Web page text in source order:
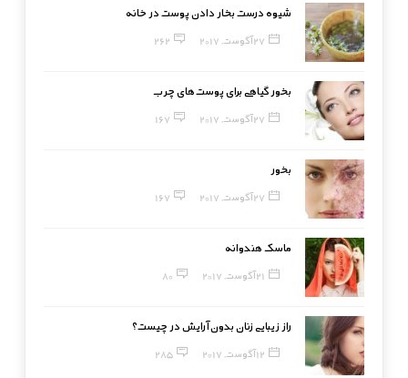
شیوه درست بخار دادن پوست در خانه
27 آگوست, 2017 262
بخور گیاهی برای پوست‌های چرب
27 آگوست, 2017 167
بخور
27 آگوست, 2017 167
ماسک هندوانه
21 آگوست, 2017 80
راز زیبایی زنان بدون آرایش در چیست؟
12 آگوست, 2017 285